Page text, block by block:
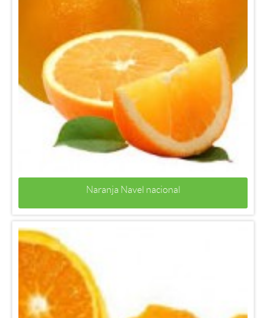
Naranja Navel nacional